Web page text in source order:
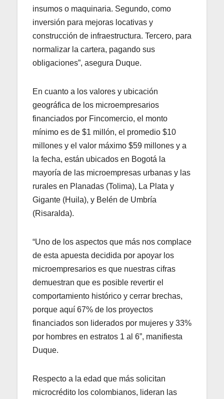
insumos o maquinaria. Segundo, como
inversión para mejoras locativas y
construcción de infraestructura. Tercero, para
normalizar la cartera, pagando sus
obligaciones”, asegura Duque.
En cuanto a los valores y ubicación
geográfica de los microempresarios
financiados por Fincomercio, el monto
mínimo es de $1 millón, el promedio $10
millones y el valor máximo $59 millones y a
la fecha, están ubicados en Bogotá la
mayoría de las microempresas urbanas y las
rurales en Planadas (Tolima), La Plata y
Gigante (Huila), y Belén de Umbría
(Risaralda).
“Uno de los aspectos que más nos complace
de esta apuesta decidida por apoyar los
microempresarios es que nuestras cifras
demuestran que es posible revertir el
comportamiento histórico y cerrar brechas,
porque aquí 67% de los proyectos
financiados son liderados por mujeres y 33%
por hombres en estratos 1 al 6”, manifiesta
Duque.
Respecto a la edad que más solicitan
microcrédito los colombianos, lideran las